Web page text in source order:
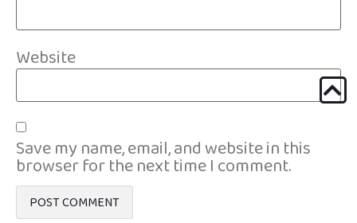
Website
Save my name, email, and website in this
browser for the next time I comment.